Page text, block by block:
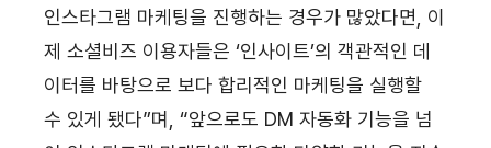
인스타그램 마케팅을 진행하는 경우가 많았다면, 이
제 소셜비즈 이용자들은 ‘인사이트’의 객관적인 데
이터를 바탕으로 보다 합리적인 마케팅을 실행할
수 있게 됐다”며, “앞으로도 DM 자동화 기능을 넘